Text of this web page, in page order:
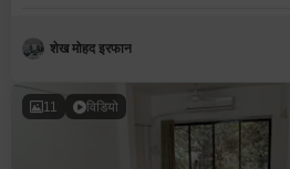
शेख मोहद इरफान
11 विडियो